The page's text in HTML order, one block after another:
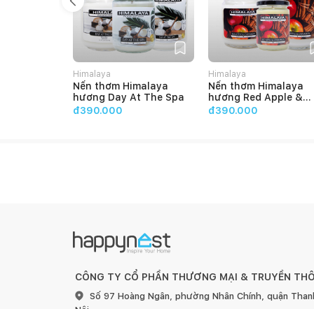
Himalaya
Nến thơm Himalaya
hương Day At The Spa
đ390.000
Himalaya
Nến thơm Himalaya
hương Red Apple &
Cinnamon
đ390.000
CÔNG TY CỔ PHẦN THƯƠNG MẠI & TRUYỀN
Số 97 Hoàng Ngân, phường Nhân Chính, quận